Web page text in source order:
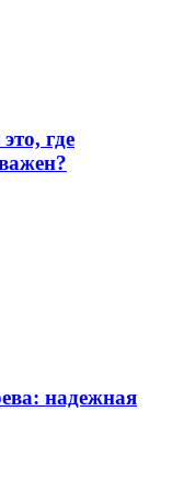
где
надежная